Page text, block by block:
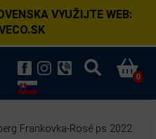
VYUŽIJTE WEB:
0
Frankovka-Rosé ps 2022